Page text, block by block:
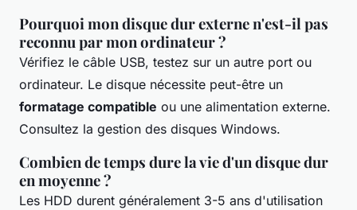
Pourquoi mon disque dur externe n'est-il pas
reconnu par mon ordinateur ?
Vérifiez le câble USB, testez sur un autre port ou
ordinateur. Le disque nécessite peut-être un
formatage compatible ou une alimentation externe.
Consultez la gestion des disques Windows.
Combien de temps dure la vie d'un disque dur
en moyenne ?
Les HDD durent généralement 3-5 ans d'utilisation